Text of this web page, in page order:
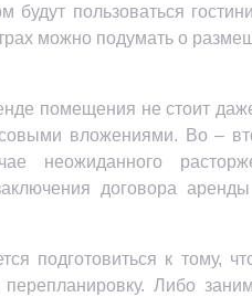
будут пользоваться
можно подумать о
помещения не стоит
вложениями. Во –
неожиданного
договора
подготовиться к тому,
Либо